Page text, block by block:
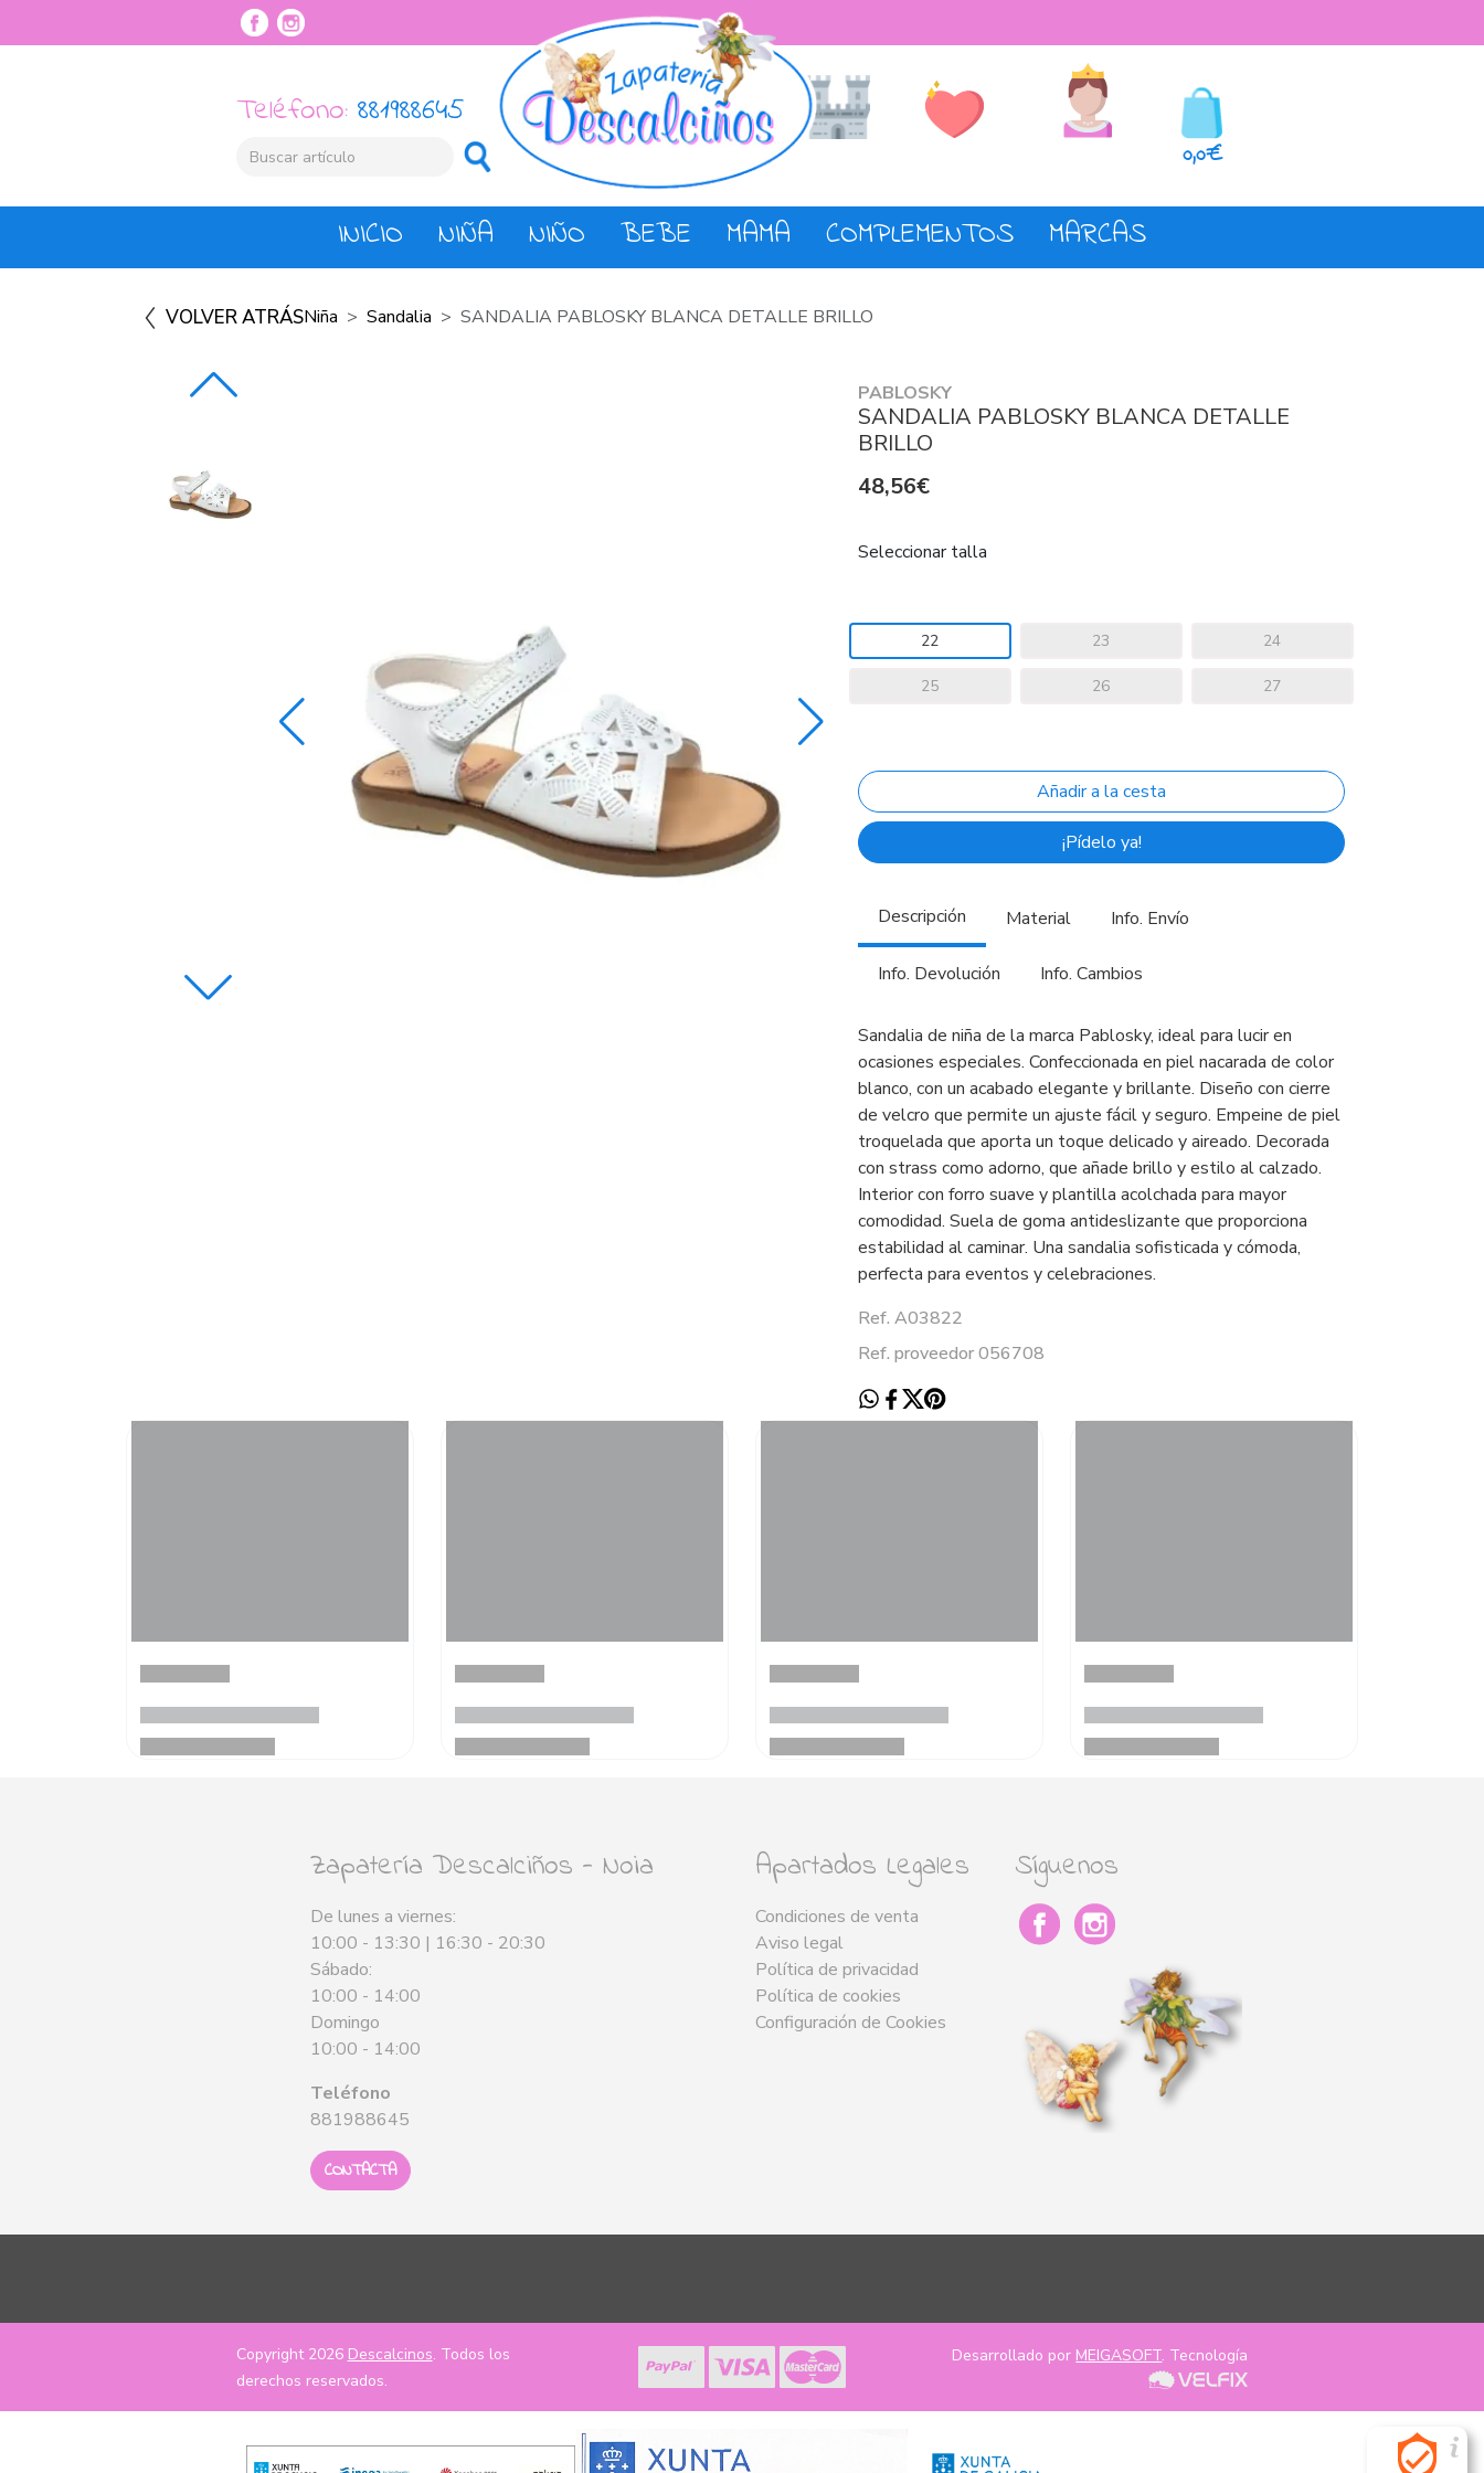
Teléfono: 881988645
0,0€
INICIO NIÑA NIÑO BEBE MAMA COMPLEMENTOS MARCAS
VOLVER ATRÁSNiña Sandalia SANDALIA PABLOSKY BLANCA DETALLE BRILLO
PABLOSKY
SANDALIA PABLOSKY BLANCA DETALLE
BRILLO
48,56€
Seleccionar talla
22 23 24
25 26 27
¡Pídelo ya!
Descripción Material Info. Envío
Info. Devolución Info. Cambios
Sandalia de niña de la marca Pablosky, ideal para lucir en
ocasiones especiales. Confeccionada en piel nacarada de color
blanco, con un acabado elegante y brillante. Diseño con cierre
de velcro que permite un ajuste fácil y seguro. Empeine de piel
troquelada que aporta un toque delicado y aireado. Decorada
con strass como adorno, que añade brillo y estilo al calzado.
Interior con forro suave y plantilla acolchada para mayor
comodidad. Suela de goma antideslizante que proporciona
estabilidad al caminar. Una sandalia sofisticada y cómoda,
perfecta para eventos y celebraciones.
Ref. A03822
Ref. proveedor 056708
Zapatería Descalciños - Noia
De lunes a viernes:
10:00 - 13:30 | 16:30 - 20:30
Sábado:
10:00 - 14:00
Domingo
10:00 - 14:00
Teléfono
881988645
CONTACTA
Apartados Legales
Condiciones de venta
Aviso legal
Política de privacidad
Política de cookies
Configuración de Cookies
Síguenos
Copyright 2026 Descalcinos. Todos los
derechos reservados.
Desarrollado por MEIGASOFT. Tecnología